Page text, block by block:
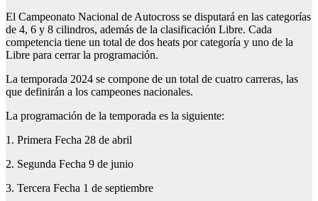
El Campeonato Nacional de Autocross se disputará en las categorías
de 4, 6 y 8 cilindros, además de la clasificación Libre. Cada
competencia tiene un total de dos heats por categoría y uno de la
Libre para cerrar la programación.
La temporada 2024 se compone de un total de cuatro carreras, las
que definirán a los campeones nacionales.
La programación de la temporada es la siguiente:
1. Primera Fecha 28 de abril
2. Segunda Fecha 9 de junio
3. Tercera Fecha 1 de septiembre